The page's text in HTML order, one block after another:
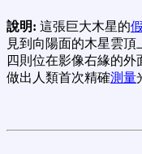
說明: 這張巨大木星的
見到向陽面的木星雲頂
四則位在影像右緣的
做出人類首次精確測量